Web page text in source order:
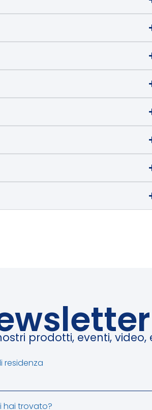
prodotti, eventi, video,
residenza
hai trovato?